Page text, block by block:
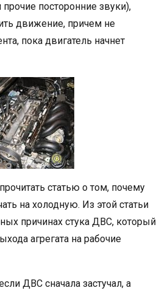
прочие посторонние звуки),
движение, причем не
пока двигатель начнет
статью о том, почему
на холодную. Из этой статьи
причинах стука ДВС, который
агрегата на рабочие
ДВС сначала застучал, а